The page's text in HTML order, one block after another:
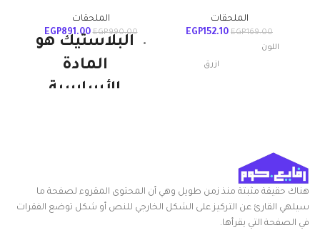
الملحقات
EGP169.00
EGP152.10
اللون
ازرق
الطول ×
العرض ×
الارتفاع
المواد
الملحقات
EGP990.00
EGP891.00
البلاستيك هو
المادة
الأساسية
قوية ومتينة
وخفيفة الوزن
هناك حقيقة مثبتة منذ زمن طويل وهي أن المحتوى المقروء لصفحة ما
سيلهي القارئ عن التركيز على الشكل الخارجي للنص أو شكل توضع الفقرات
في الصفحة التي يقرأها.